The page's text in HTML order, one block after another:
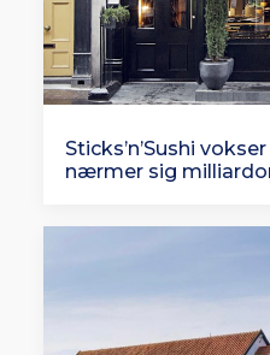
Sticks’n’Sushi
nærmer sig